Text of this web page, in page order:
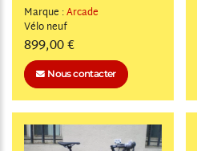
Marque :Arcade
Véloneuf
899,00 €
Nous contacter